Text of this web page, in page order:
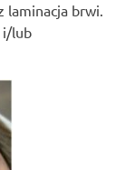
laminacja brwi.
i/lub